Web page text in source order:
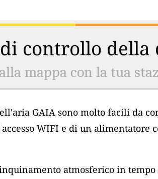
controllo
mappa con la tua
GAIA sono molto facili da
WIFI e di un alimentatore
atmosferico in tempo